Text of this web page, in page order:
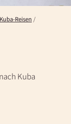
Kuba-Reisen
Kuba